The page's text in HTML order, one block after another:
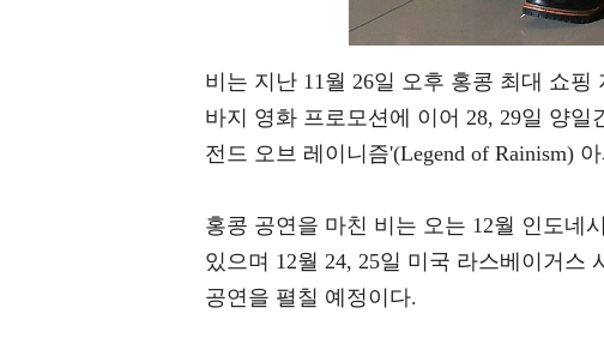
비는 지난 11월 26일 오후 홍콩 최대 쇼
바지 영화 프로모션에 이어 28, 29일 양일
전드 오브 레이니즘'(Legend of Rainism)
홍콩 공연을 마친 비는 오는 12월 인도네
있으며 12월 24, 25일 미국 라스베이거스
공연을 펼칠 예정이다.